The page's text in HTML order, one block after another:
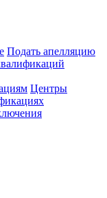
Подать апелляцию
Центры